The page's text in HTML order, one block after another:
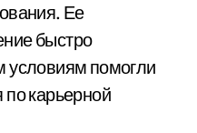
Ее
быстро
условиям помогли
по карьерной